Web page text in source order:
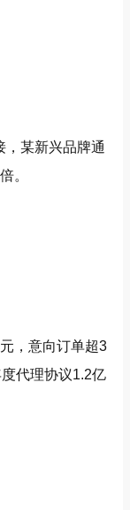
，某新兴品牌通
。
，意向订单超3
代理协议1.2亿